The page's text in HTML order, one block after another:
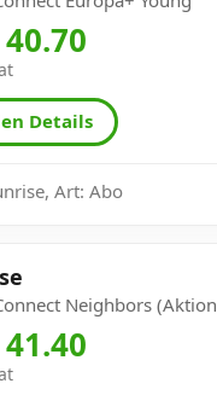
Details
Art: Abo
Neighbors